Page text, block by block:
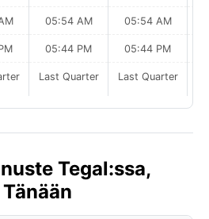
05:54 AM
05:44 PM
Last Quarter
05:54 AM
05:44 PM
Last Quarter
Tegal:ssa,